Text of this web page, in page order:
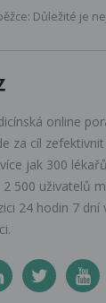
Důležité je
online
za cíl
jak 300
500 uživatelů
24 hodin 7 dní